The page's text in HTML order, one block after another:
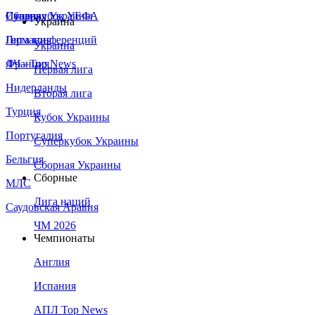
Сборная Украины
Италия
Германия
Франция
Нидерланды
Турция
Португалия
Бельгия
МЛС
Саудовская Аравия
Суперкубок УЕФА
Лига конференций
ЛЧ - Top News
Украина
Украина
Первая лига
Вторая лига
Кубок Украины
Суперкубок Украины
Сборная Украины
Сборные
Лига наций
ЧМ 2026
Чемпионаты
Англия
Испания
АПЛ Top News